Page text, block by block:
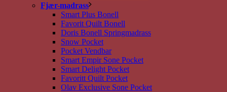
Fjær-madrass
Smart Plus Bonell
Favorit Quilt Bonell
Doris Bonell Springmadrass
Snow Pocket
Pocket Vendbar
Smart Empir Sone Pocket
Smart Delight Pocket
Favoritt Quilt Pocket
Olav Exclusive Sone Pocket